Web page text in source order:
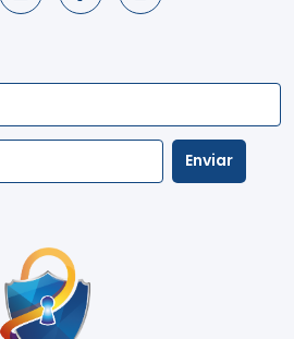
Enviar